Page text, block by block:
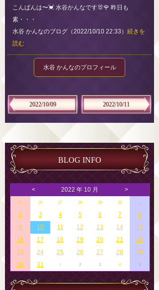
こんばんは〜💓 水谷かんなです🐰🌹 昨日も
素・・・
水谷 かんなのブログ（2022/10/10 22:33） 続きを
読む
水谷 かんなのプロフィール
2022/10/09 2022/10/11
BLOG INFO
< 2022 年 10 月 >
25 26 27 28 29 30
1
2
3 4 5 6 7
8
9
10 11 12 13 14
15
16
17 18 19 20 21
22
23
24 25 26 27 28
29
30
31 1 2 3 4 5